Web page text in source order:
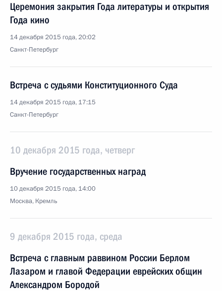
Церемония закрытия Года литературы и открытия
Года кино
14 декабря 2015 года, 20:02
Санкт-Петербург
Встреча с судьями Конституционного Суда
14 декабря 2015 года, 17:15
Санкт-Петербург
10 декабря 2015 года, четверг
Вручение государственных наград
10 декабря 2015 года, 14:00
Москва, Кремль
9 декабря 2015 года, среда
Встреча с главным раввином России Берлом
Лазаром и главой Федерации еврейских общин
Александром Бородой